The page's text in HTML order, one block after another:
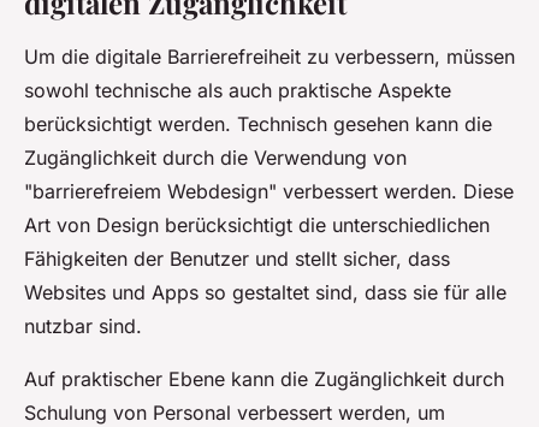
Um die digitale Barrierefreiheit zu verbessern, müssen
sowohl technische als auch praktische Aspekte
berücksichtigt werden. Technisch gesehen kann die
Zugänglichkeit durch die Verwendung von
"barrierefreiem Webdesign" verbessert werden. Diese
Art von Design berücksichtigt die unterschiedlichen
Fähigkeiten der Benutzer und stellt sicher, dass
Websites und Apps so gestaltet sind, dass sie für alle
nutzbar sind.
Auf praktischer Ebene kann die Zugänglichkeit durch
Schulung von Personal verbessert werden, um